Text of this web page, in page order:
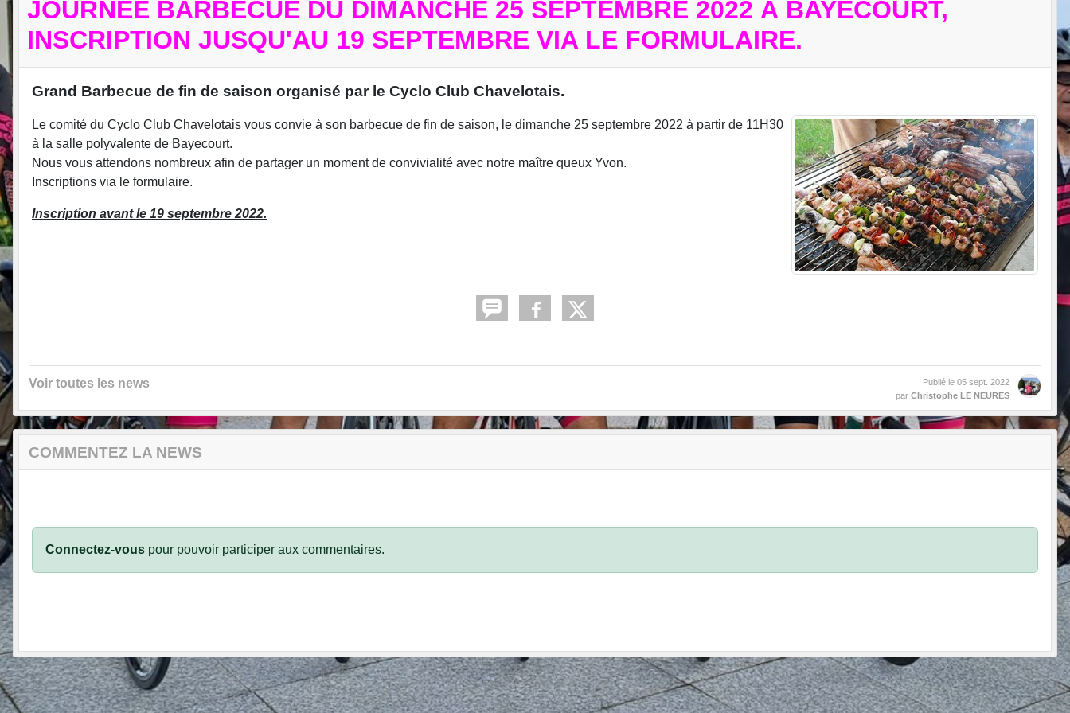
JOURNÉE BARBECUE DU DIMANCHE 25 SEPTEMBRE 2022 À BAYECOURT,
INSCRIPTION JUSQU'AU 19 SEPTEMBRE VIA LE FORMULAIRE.
Grand Barbecue de fin de saison organisé par le Cyclo Club Chavelotais.
Le comité du Cyclo Club Chavelotais vous convie à son barbecue de fin de saison, le dimanche 25 septembre 2022 à partir de 11H30
à la salle polyvalente de Bayecourt.
Nous vous attendons nombreux afin de partager un moment de convivialité avec notre maître queux Yvon.
Inscriptions via le formulaire.
Inscription avant le 19 septembre 2022.
Voir toutes les news Publié le 05 sept. 2022
par Christophe LE NEURES
COMMENTEZ LA NEWS
Connectez-vous pour pouvoir participer aux commentaires.